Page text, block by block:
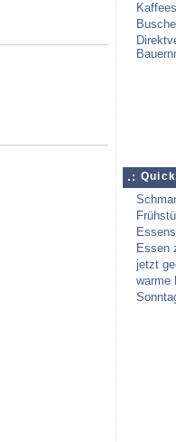
Essen
jetzt
warme